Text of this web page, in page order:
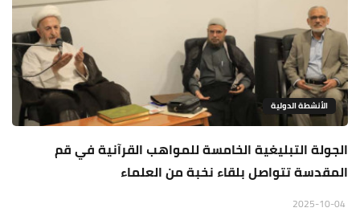
الأنشطة الدولية
الجولة التبليغية الخامسة للمواهب القرآنية في قم
المقدسة تتواصل بلقاء نخبة من العلماء